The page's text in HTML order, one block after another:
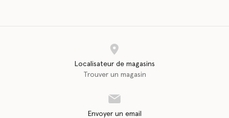
Localisateur de magasins
Trouver un magasin
Envoyer un email